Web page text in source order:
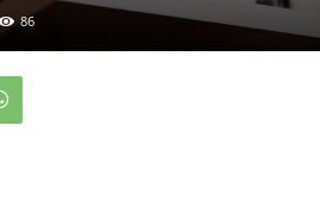
86